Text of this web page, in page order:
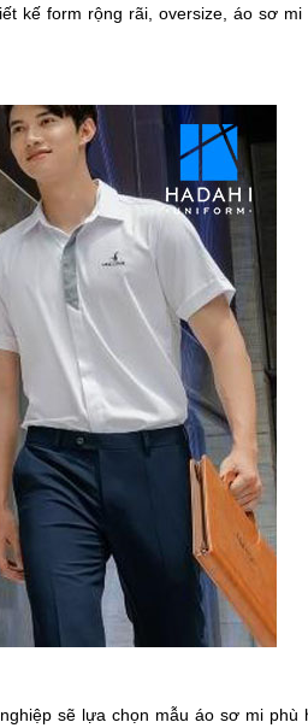
kế form rộng rãi, oversize, áo sơ mi
sẽ lựa chọn mẫu áo sơ mi phù